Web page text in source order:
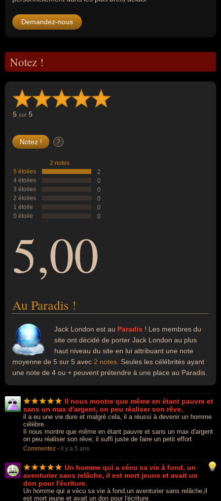
Demandez-nous
Notez !
5 sur 5
?
2 notes
5 étoiles
2
4 étoiles
0
3 étoiles
0
2 étoiles
0
1 étoile
0
0 étoile
0
5,00
Au Paradis !
Jack London est au Paradis ! Les membres du
site ont décidé de porter Jack London au plus
haut niveau du site en lui attribuant une note
moyenne de 5 sur 5 avec 2 notes . Seules les célébrités ayant
une note de 4 ou + peuvent prétendre à une place au Paradis.
Il nous montre que même en étant pauvre et
sans un max d'argent, on peu réaliser son rêve.
il a eu une vie dure et malgré cela, il a réussi à devenir un homme
célèbre.
Il nous montre que même en étant pauvre et sans un max d'argent
on peu réaliser son rêve; il suffi juste de faire un petit effort
Commentez - il y a 5 ans
Un homme qui a vécu sa vie à fond, un
aventurier sans relâche, il est mort jeune et avait un
don pour l'écriture.
Un homme qui a vécu sa vie à fond,un aventurier sans relâche,il
est mort jeune et avait un don pour l'écriture.